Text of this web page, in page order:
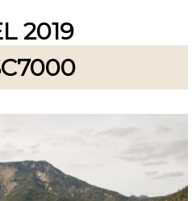
2019